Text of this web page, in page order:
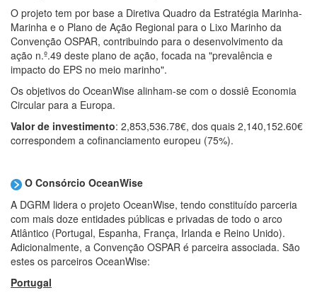
O projeto tem por base a Diretiva Quadro da Estratégia Marinha-
Marinha e o Plano de Ação Regional para o Lixo Marinho da
Convenção OSPAR, contribuindo para o desenvolvimento da
ação n.º.49 deste plano de ação, focada na "prevalência e
impacto do EPS no meio marinho".
Os objetivos do OceanWise alinham-se com o dossiê Economia
Circular para a Europa.
Valor de investimento: 2,853,536.78€, dos quais 2,140,152.60€
correspondem a cofinanciamento europeu (75%).
O Consórcio OceanWise
A DGRM lidera o projeto OceanWise, tendo constituído parceria
com mais doze entidades públicas e privadas de todo o arco
Atlântico (Portugal, Espanha, França, Irlanda e Reino Unido).
Adicionalmente, a Convenção OSPAR é parceira associada. São
estes os parceiros OceanWise:
Portugal